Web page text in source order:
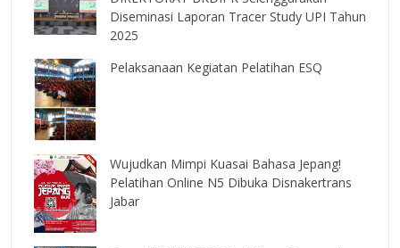
Diseminasi Laporan Tracer Study UPI Tahun
2025
Pelaksanaan Kegiatan Pelatihan ESQ
Wujudkan Mimpi Kuasai Bahasa Jepang!
Pelatihan Online N5 Dibuka Disnakertrans
Jabar